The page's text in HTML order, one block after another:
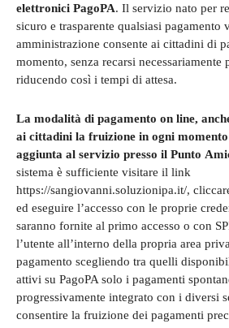
elettronici PagoPA. Il servizio nato per
sicuro e trasparente qualsiasi pagamento
amministrazione consente ai cittadini di
momento, senza recarsi necessariamente
riducendo così i tempi di attesa.
La modalità di pagamento on line,
ai cittadini la fruizione in ogni
aggiunta al servizio presso il Punto
sistema è sufficiente visitare il link
https://sangiovanni.soluzionipa.it/,
ed eseguire l’accesso con le proprie
saranno fornite al primo accesso o con
l’utente all’interno della propria area
pagamento scegliendo tra quelli
attivi su PagoPA solo i pagamenti
progressivamente integrato con i diversi
consentire la fruizione dei pagamenti